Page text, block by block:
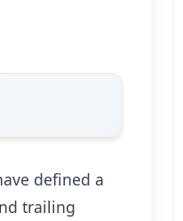
defined a
trailing